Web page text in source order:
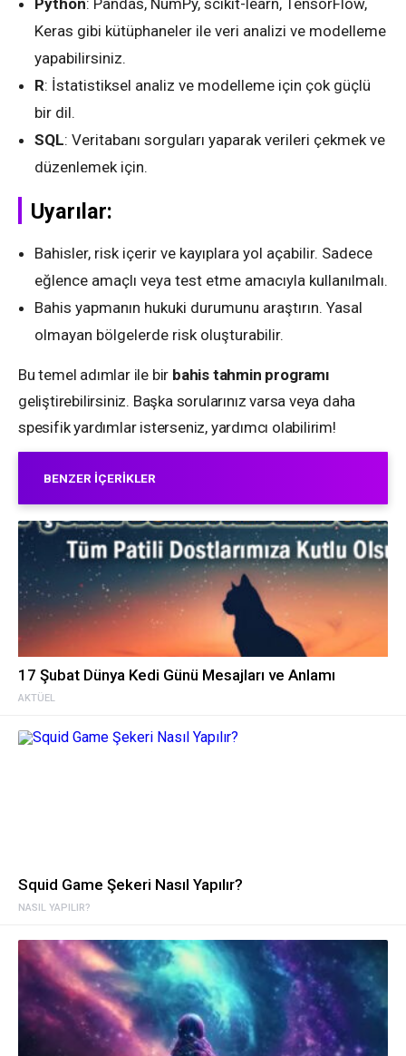
Python: Pandas, NumPy, scikit-learn, TensorFlow,
Keras gibi kütüphaneler ile veri analizi ve modelleme
yapabilirsiniz.
R: İstatistiksel analiz ve modelleme için çok güçlü
bir dil.
SQL: Veritabanı sorguları yaparak verileri çekmek ve
düzenlemek için.
Uyarılar:
Bahisler, risk içerir ve kayıplara yol açabilir. Sadece
eğlence amaçlı veya test etme amacıyla kullanılmalı.
Bahis yapmanın hukuki durumunu araştırın. Yasal
olmayan bölgelerde risk oluşturabilir.
Bu temel adımlar ile bir bahis tahmin programı
geliştirebilirsiniz. Başka sorularınız varsa veya daha
spesifik yardımlar isterseniz, yardımcı olabilirim!
BENZER İÇERIKLER
AKTÜEL
17 Şubat Dünya Kedi Günü Mesajları ve Anlamı
NASIL YAPILIR?
Squid Game Şekeri Nasıl Yapılır?